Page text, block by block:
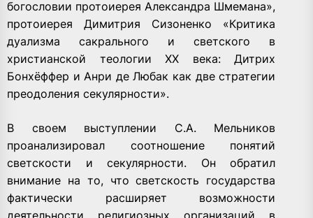
богословии протоиерея Александра Шмемана»,
протоиерея Димитрия Сизоненко «Критика
дуализма сакрального и светского в
христианской теологии XX века: Дитрих
Бонхёффер и Анри де Любак как две стратегии
преодоления секулярности».
В своем выступлении С.А. Мельников
проанализировал соотношение понятий
светскости и секулярности. Он обратил
внимание на то, что светскость государства
фактически расширяет возможности
деятельности религиозных организаций в